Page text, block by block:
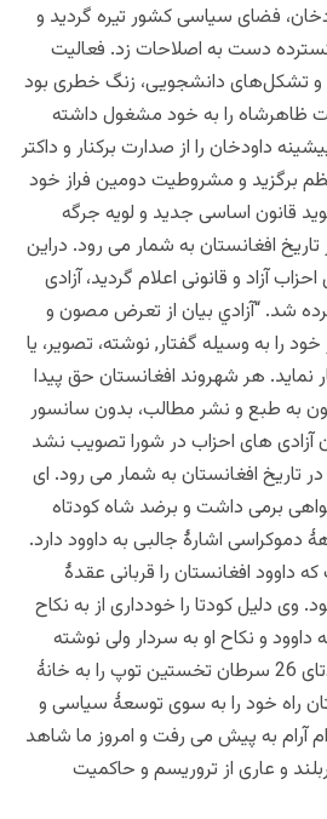
فضای سیاسی کشور تیره گردید و
دست به اصلاحات زد. فعاليت
تشكل‌های دانشجويی، زنگ خطری بود
ظاهرشاه را به خود مشغول داشته
داودخان را از صدارت بركنار و داکتر
برگزید و مشروطيت دومين فراز خود
قانون اساسی جديد و لویه جرگه
تاريخ افغانستان به شمار می رود. دراين
آزاد و قانونی اعلام گرديد، آزادی
شد. “آزادي بيان از تعرض مصون و
را به وسيله گفتار, نوشته، تصوير، يا
نمايد. هر شهروند افغانستان حق پیدا
به طبع و نشر مطالب، بدون سانسور
آزادی های احزاب در شورا تصویب نشد
تاریخ افغانستان به شمار می رود. ای
برمی داشت و برضد شاه کودتاه
دموکراسی اشارۀ جالبی به داوود دارد.
داوود افغانستان را قربانی عقدۀ
دلیل کودتا را خودداری از به نکاح
و نکاح او به سردار ولی نوشته
است. چنانکه داوود در کودتای 26 سرطان تخستین توپ را به خانۀ
راه خود را به سوی توسعۀ سیاسی و
آرام به پيش می رفت و امروز ما شاهد
و عاری از تروريسم و حاکمیت